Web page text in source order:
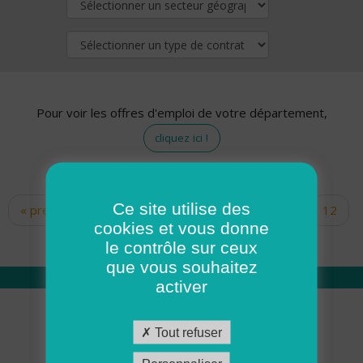
Pour voir les offres d'emploi de votre département,
cliquez ici !
Pages
« premier ‹ précédent … 10
12
14 15 16 17
Qui sommes nous
Académie ADMR
Ce site utilise des
cookies et vous donne
le contrôle sur ceux
que vous souhaitez
activer
Tout refuser